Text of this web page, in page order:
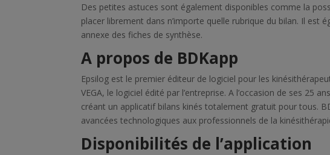
Des petites astuces sont également disponibles comme la
placer librement dans n’importe quelle rubrique du bilan. Il est
annexe des fiches de synthèse.
A propos de BDKapp
Epsilog est le premier éditeur de logiciel pour les
VEGA, le logiciel édité par l’entreprise. A l’occasion de ses 25
créant un applicatif bilans kinés totalement gratuit pour tous.
avancées technologiques aux professionnels de la
Disponibilités de l’application